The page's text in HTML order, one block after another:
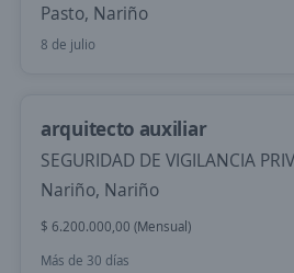
Pasto, Nariño
8 de julio
arquitecto auxiliar
SEGURIDAD DE VIGILANCIA
Nariño, Nariño
$ 6.200.000,00 (Mensual)
Más de 30 días